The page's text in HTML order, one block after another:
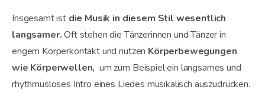
Insgesamt ist die Musik in diesem Stil wesentlich
langsamer.Oft stehen die Tänzerinnen und Tänzer in
engem Körperkontakt und nutzen Körperbewegungen
wie Körperwellen, um zum Beispiel ein langsames und
rhythmusloses Intro eines Liedes musikalisch auszudrücken.